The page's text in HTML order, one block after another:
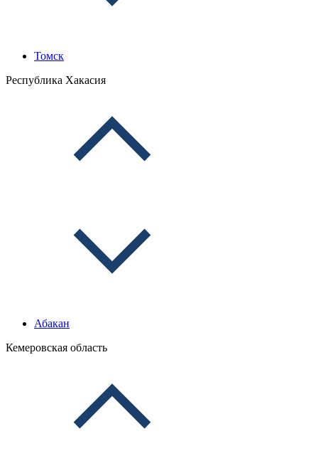
Томск
Республика Хакасия
Абакан
Кемеровская область